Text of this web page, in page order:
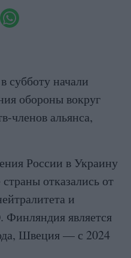
начали
обороны вокруг
членов альянса,
России в Украину
отказались от
и
является
Швеция — с 2024